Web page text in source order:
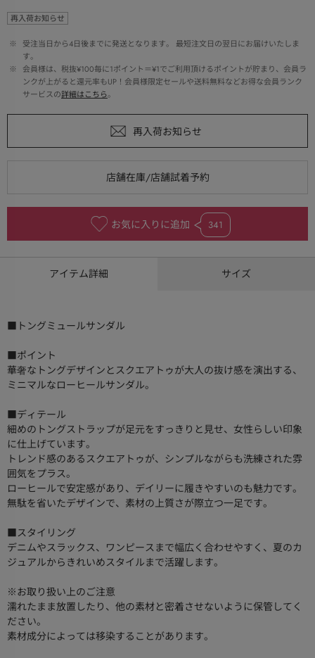
再入荷お知らせ
※
受注当日から4日後までに発送となります。 最短注文日の翌日にお届けいたしま
す。
※
会員様は、税抜¥100毎に1ポイント＝¥1でご利用頂けるポイントが貯まり、会員ラ
ンクが上がると還元率もUP！会員様限定セールや送料無料などお得な会員ランク
サービスの詳細はこちら。
お気に入りに追加 341
アイテム詳細 サイズ
■トングミュールサンダル
■ポイント
華奢なトングデザインとスクエアトゥが大人の抜け感を演出する、
ミニマルなローヒールサンダル。
■ディテール
細めのトングストラップが足元をすっきりと見せ、女性らしい印象
に仕上げています。
トレンド感のあるスクエアトゥが、シンプルながらも洗練された雰
囲気をプラス。
ローヒールで安定感があり、デイリーに履きやすいのも魅力です。
無駄を省いたデザインで、素材の上質さが際立つ一足です。
■スタイリング
デニムやスラックス、ワンピースまで幅広く合わせやすく、夏のカ
ジュアルからきれいめスタイルまで活躍します。
※お取り扱い上のご注意
濡れたまま放置したり、他の素材と密着させないように保管してく
ださい。
素材成分によっては移染することがあります。